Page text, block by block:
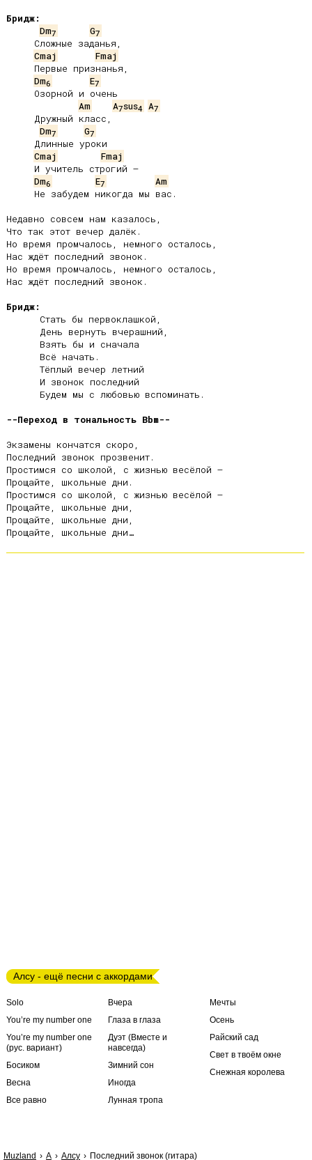
Бридж:
Dm7 G7
Cmaj
Fmaj
Dm6 E7
Am
A7sus4 A7
Dm7 G7
Cmaj
Fmaj
Dm6 E7
Am
Недавно совсем нам казалось,
Что так этот вечер далёк.
Но время промчалось, немного осталось,
Нас ждёт последний звонок.
Но время промчалось, немного осталось,
Нас ждёт последний звонок.
Бридж:
--Переход в тональность Bbm--
Экзамены кончатся скоро,
Последний звонок прозвенит.
Простимся со школой, с жизнью весёлой –
Прощайте, школьные дни.
Простимся со школой, с жизнью весёлой –
Прощайте, школьные дни,
Прощайте, школьные дни,
Алсу - ещё песни с аккордами
Solo
You’re my number one
You’re my number one
(рус. вариант)
Босиком
Весна
Все равно
Вчера
Глаза в глаза
Дуэт (Вместе и
навсегда)
Зимний сон
Иногда
Лунная тропа
Мечты
Осень
Райский сад
Свет в твоём окне
Снежная королева
Muzland А Алсу Последний звонок (гитара)